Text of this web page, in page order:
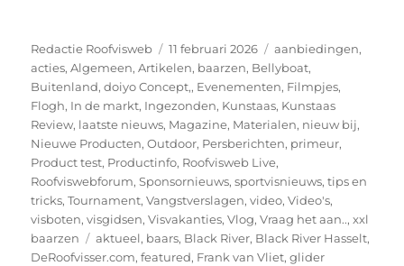
Auteur
Redactie Roofvisweb
Geplaatst
op
11 februari 2026 Categorieën
aanbiedingen,
acties,Algemeen,Artikelen, baarzen, Bellyboat,
Buitenland,doiyo Concept,, Evenementen, Filmpjes,
Flogh, In de markt, Ingezonden, Kunstaas, Kunstaas
Review, laatste nieuws, Magazine, Materialen, nieuw bij,
Nieuwe Producten,Outdoor, Persberichten, primeur,
Product test, Productinfo, Roofvisweb Live,
Roofviswebforum,Sponsornieuws,sportvisnieuws,tips en
tricks,Tournament,Vangstverslagen,video,Video's,
visboten,visgidsen,Visvakanties,Vlog,Vraag het aan..,xxl
baarzen
Tags
aktueel, baars, Black River, Black River Hasselt,
DeRoofvisser.com,featured, Frank van Vliet,glider